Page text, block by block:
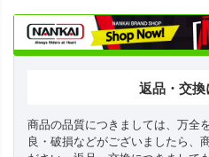
返品・交換
商品の品質につきましては、万全
良・破損などがございましたら、